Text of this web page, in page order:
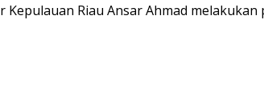
Riau Ansar Ahmad